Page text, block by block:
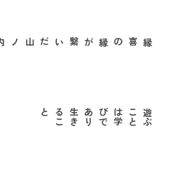
遊
ぶ
こ
と
は
学
び
で
あ
り
生
き
る
こ
と